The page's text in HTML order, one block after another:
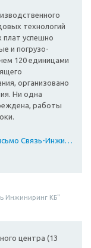
технологий
успешно
и погрузо-
120 единицами
организовано
Ни одна
работы
Инжиниринг КБ"
центра (13